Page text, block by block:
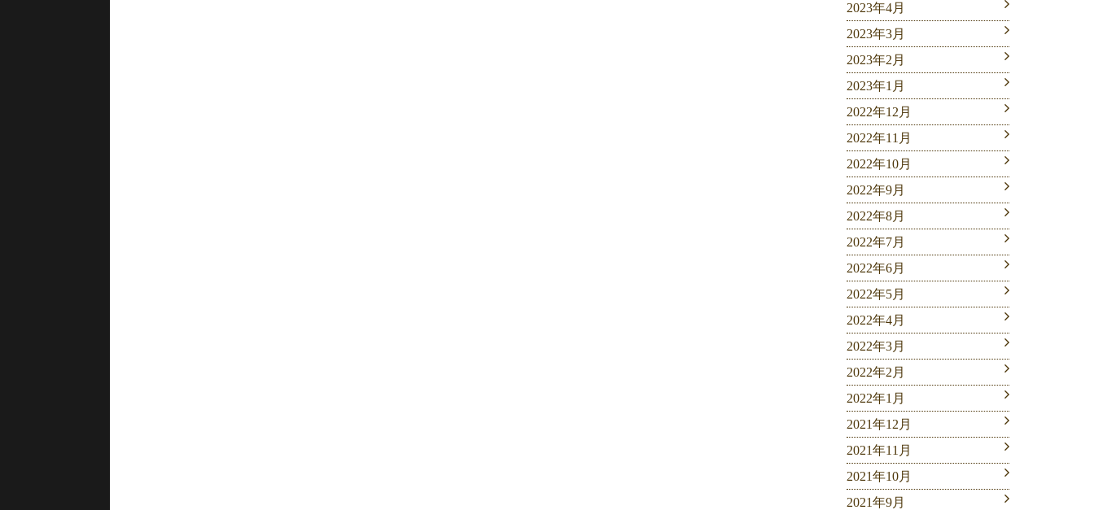
2023年4月
2023年3月
2023年2月
2023年1月
2022年12月
2022年11月
2022年10月
2022年9月
2022年8月
2022年7月
2022年6月
2022年5月
2022年4月
2022年3月
2022年2月
2022年1月
2021年12月
2021年11月
2021年10月
2021年9月